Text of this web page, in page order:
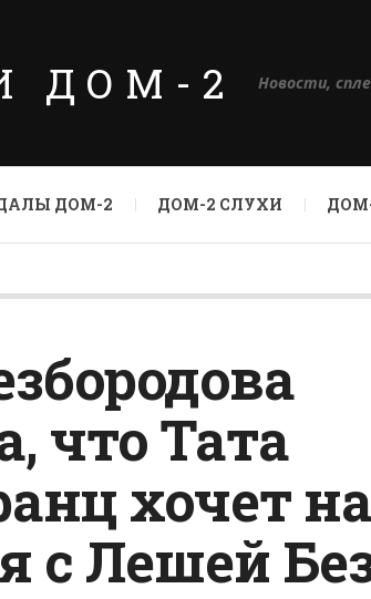
ДОМ-2 Новости,
ДОМ-2 ДОМ-2 СЛУХИ
что Тата
хочет
с Лешей